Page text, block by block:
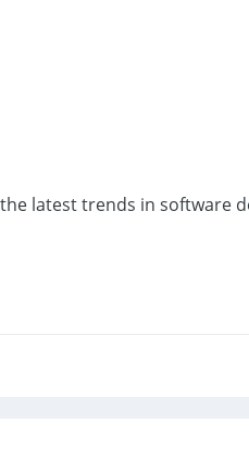
latest trends in software